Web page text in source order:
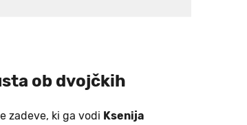
ob dvojčkih
zadeve, ki ga vodi Ksenija